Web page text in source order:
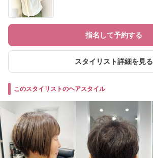
指名して予約する
スタイリスト詳細を見る
このスタイリストのヘアスタイル